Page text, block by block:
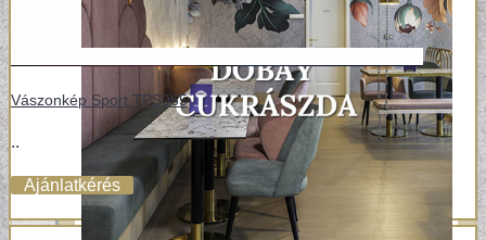
Vászonkép Sport TPS065
..
Ajánlatkérés